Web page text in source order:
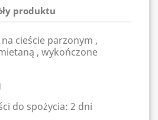
produktu
cieście parzonym ,
, wykończone
do spożycia: 2 dni